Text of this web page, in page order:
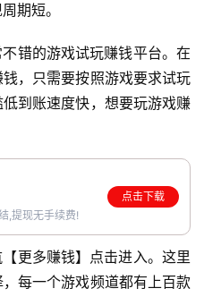
期短。
错的游戏试玩赚钱平台。在
，只需要按照游戏要求试玩
到账速度快，想要玩游戏赚
,提现无手续费!
点击下载
更多赚钱】点击进入。这里
每一个游戏频道都有上百款